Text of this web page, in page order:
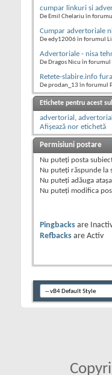
cumpar linkuri si
De Emil Chelariu în
Cumpar advertoriale
De edy12006 în forumul
Advertoriale - nisa
De Dragos Nicu în
Retete-slabire.info
De prodan_13 în forumul
Etichete pentru acest
advertorial ,
Afișează nor etichetă
Permisiuni postare
Nu puteţi posta
Nu puteţi răspunde la
Nu puteţi adăuga
Nu puteţi modifica
Pingbacks are
Refbacks are Activ